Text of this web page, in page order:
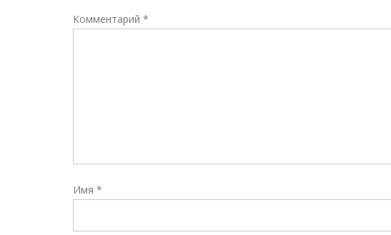
Комментарий *
Имя *